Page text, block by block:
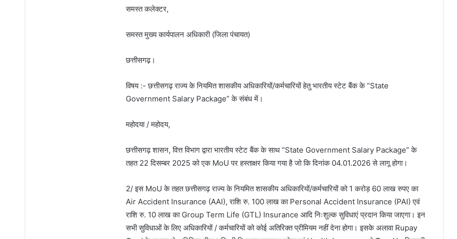
समस्त कलेक्टर,
समस्त मुख्य कार्यपालन अधिकारी (जिला पंचायत)
छत्तीसगढ़।
विषय :- छत्तीसगढ़ राज्य के नियमित शासकीय अधिकारियों/कर्मचारियों हेतु भारतीय स्टेट बैंक के “State
Government Salary Package” के संबंध में।
महोदया / महोदय,
छत्तीसगढ़ शासन, वित्त विभाग द्वारा भारतीय स्टेट बैंक के साथ “State Government Salary Package” के
तहत 22 दिसम्बर 2025 को एक MoU पर हस्ताक्षर किया गया है जो कि दिनांक 04.01.2026 से लागू होगा।
2/ इस MoU के तहत छत्तीसगढ़ राज्य के नियमित शासकीय अधिकारियों/कर्मचारियों को 1 करोड़ 60 लाख रुपए का
Air Accident Insurance (AAI), राशि रु. 100 लाख का Personal Accident Insurance (PAI) एवं
राशि रु. 10 लाख का Group Term Life (GTL) Insurance आदि निःशुल्क सुविधाएं प्रदान किया जाएगा। इन
सभी सुविधाओं के लिए अधिकारियों / कर्मचारियों को कोई अतिरिक्त प्रीमियम नहीं देना होगा। इसके अलावा Rupay